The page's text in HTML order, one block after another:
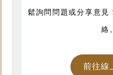
鬆詢問問題或分享意見
絡。
前往線